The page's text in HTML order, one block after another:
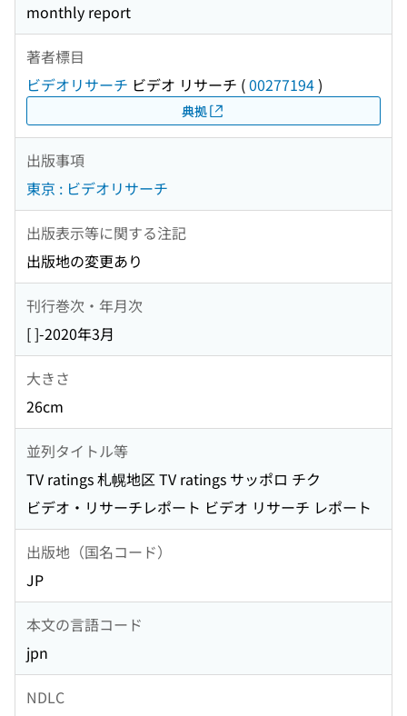
monthly report
著者標目
ビデオリサーチ ビデオ リサーチ (00277194)
典拠
出版事項
東京 : ビデオリサーチ
出版表示等に関する注記
出版地の変更あり
刊行巻次・年月次
[ ]-2020年3月
大きさ
26cm
並列タイトル等
TV ratings 札幌地区 TV ratings サッポロ チク
ビデオ・リサーチレポート ビデオ リサーチ レポート
出版地（国名コード）
JP
本文の言語コード
jpn
NDLC